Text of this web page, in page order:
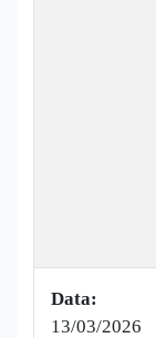
Data:
13/03/2026